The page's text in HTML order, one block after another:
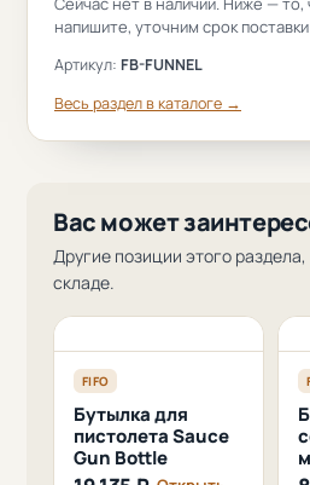
напишите, уточним срок
Артикул: FB-FUNNEL
Весь раздел в каталоге →
Вас может
Другие позиции этого
складе.
FIFO
Бутылка для
пистолета Sauce
Gun Bottle